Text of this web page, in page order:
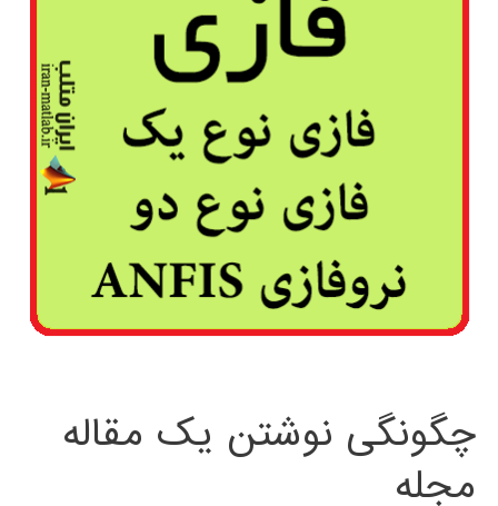
چگونگی نوشتن یک مقاله
مجله